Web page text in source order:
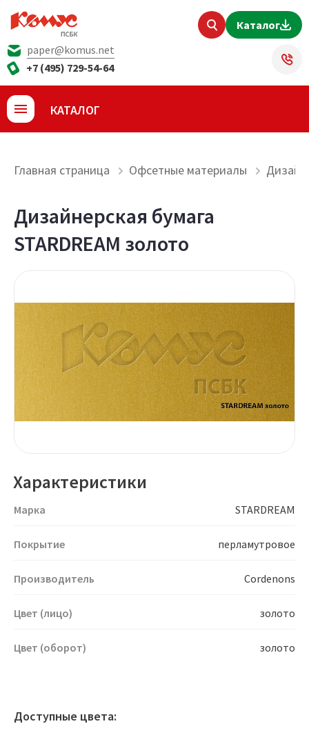
Каталог
paper@komus.net
+7 (495) 729-54-64
КАТАЛОГ
Главная страница Офсетные материалы
Дизайнерская бумага
STARDREAM золото
Характеристики
Марка STARDREAM
Покрытие перламутровое
Производитель Cordenons
Цвет (лицо) золото
Цвет (оборот) золото
Доступные цвета: